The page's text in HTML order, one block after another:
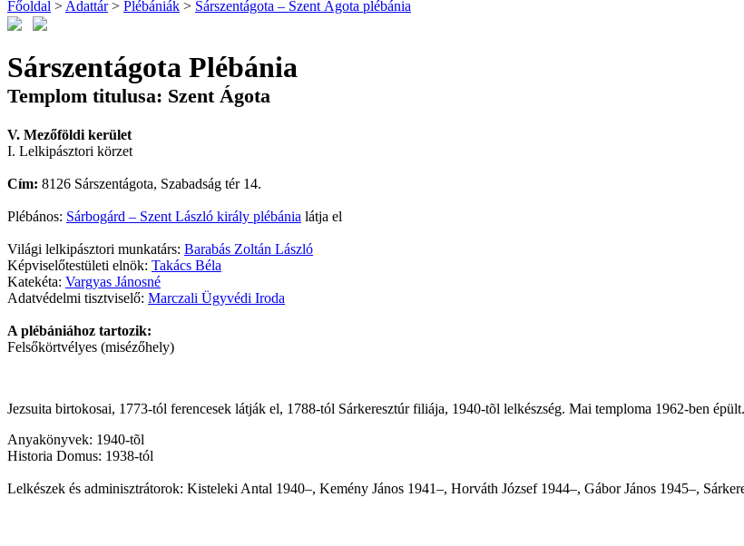
Főoldal > Adattár> Plébániák > Sárszentágota – Szent Ágota plébánia
Sárszentágota Plébánia
Templom titulusa: Szent Ágota
V. Mezőföldi kerület
I. Lelkipásztori körzet
Cím: 8126 Sárszentágota, Szabadság tér 14.
Plébános: Sárbogárd – Szent László király plébánia látja el
Világi lelkipásztori munkatárs: Barabás Zoltán László
Képviselőtestületi elnök: Takács Béla
Katekéta: Vargyas Jánosné
Adatvédelmi tisztviselő: Marczali Ügyvédi Iroda
A plébániához tartozik:
Felsőkörtvélyes (misézőhely)
Jezsuita birtokosai, 1773-tól ferencesek látják el, 1788-tól Sárkeresztúr filiája, 1940-tõl lelkészség. Mai temploma 1962-ben épült.
Anyakönyvek: 1940-tõl
Historia Domus: 1938-tól
Lelkészek és adminisztrátorok: Kisteleki Antal 1940–, Kemény János 1941–, Horváth József 1944–, Gábor János 1945–,